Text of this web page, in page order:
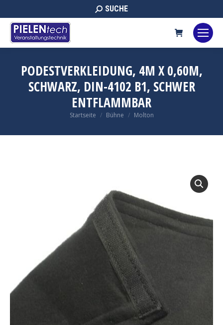
Search:
SUCHE
PODESTVERKLEIDUNG, 4M X 0,60M,
SCHWARZ, DIN-4102 B1, SCHWER
ENTFLAMMBAR
Sie befinden sich hier:
Startseite Bühne Molton